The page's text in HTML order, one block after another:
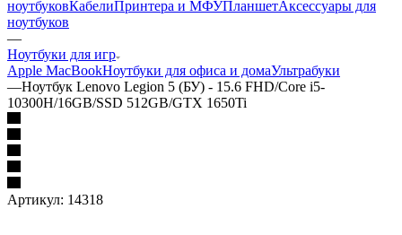
ноутбуковКабелиПринтера и МФУПланшетАксессуары для
ноутбуков
—
Ноутбуки для игр
Apple MacBookНоутбуки для офиса и домаУльтрабуки
—Ноутбук Lenovo Legion 5 (БУ) - 15.6 FHD/Core i5-
10300H/16GB/SSD 512GB/GTX 1650Ti
Артикул: 14318